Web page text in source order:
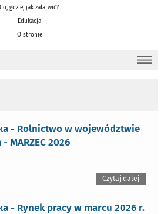
Co, gdzie, jak załatwić?
Edukacja
O stronie
- Rolnictwo w województwie
MARZEC 2026
Czytaj dalej
- Rynek pracy w marcu 2026 r.